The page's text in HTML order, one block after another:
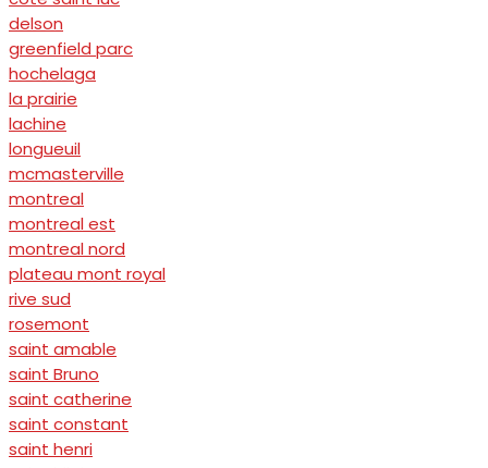
delson
greenfield parc
hochelaga
la prairie
lachine
longueuil
mcmasterville
montreal
montreal est
montreal nord
plateau mont royal
rive sud
rosemont
saint amable
saint Bruno
saint catherine
saint constant
saint henri